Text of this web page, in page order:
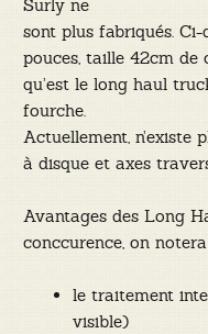
Surly ne
sont plus fabriqués.
pouces, taille 42cm
qu’est le long haul
fourche.
Actuellement, n’existe
à disque et axes
Avantages des Long
conccurence, on
le traitement
visible)